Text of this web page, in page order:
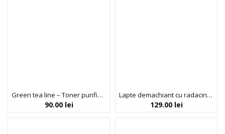
Green tea line – Toner purifiant cu ceai verde, Isntree, 200 ml
90.00 lei
Lapte demachiant cu radacina de igname, Yam root line, Isntree, 220ml
129.00 lei